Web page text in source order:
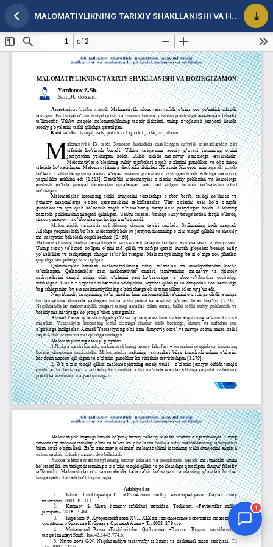
Maqola tafsilotlariga qaytish MALOMATIYLIKNING TARIXIY SHAKLLANISHI VA HOZIRGI ZAMON
1
Jurnal Yordamchisi
Onlayn